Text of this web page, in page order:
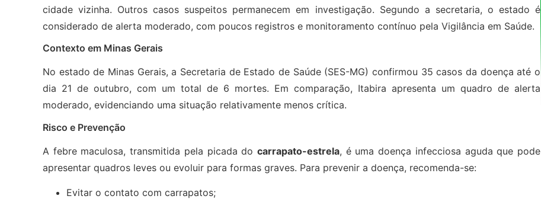
cidade vizinha. Outros casos suspeitos permanecem em investigação. Segundo a secretaria, o estado é
considerado de alerta moderado, com poucos registros e monitoramento contínuo pela Vigilância em Saúde.
Contexto em Minas Gerais
No estado de Minas Gerais, a Secretaria de Estado de Saúde (SES-MG) confirmou 35 casos da doença até o
dia 21 de outubro, com um total de 6 mortes. Em comparação, Itabira apresenta um quadro de alerta
moderado, evidenciando uma situação relativamente menos crítica.
Risco e Prevenção
A febre maculosa, transmitida pela picada do carrapato-estrela, é uma doença infecciosa aguda que pode
apresentar quadros leves ou evoluir para formas graves. Para prevenir a doença, recomenda-se:
Evitar o contato com carrapatos;